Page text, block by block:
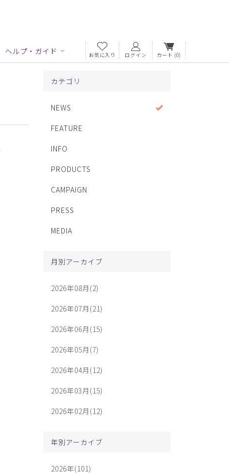
ヘルプ・ガイド お気に入り ログイン カート (0)
カテゴリ
NEWS
FEATURE
INFO
PRODUCTS
CAMPAIGN
PRESS
MEDIA
月別アーカイブ
2026年08月(2)
2026年07月(21)
2026年06月(15)
2026年05月(7)
2026年04月(12)
2026年03月(15)
2026年02月(12)
年別アーカイブ
2026年(101)